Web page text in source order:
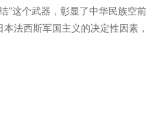
”这个武器，彰显了中华民族空
本法西斯军国主义的决定性因素